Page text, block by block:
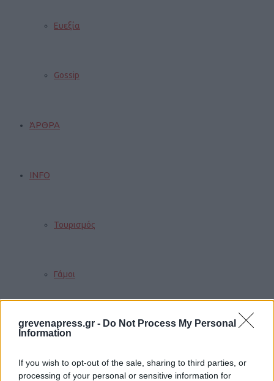
grevenapress.gr - Do Not Process My Personal
Information
If you wish to opt-out of the sale, sharing to third parties, or
processing of your personal or sensitive information for
Ευεξία
Gossip
ΆΡΘΡΑ
INFO
Τουρισμός
Γάμοι
Δρομολόγια
Εορτολόγιο